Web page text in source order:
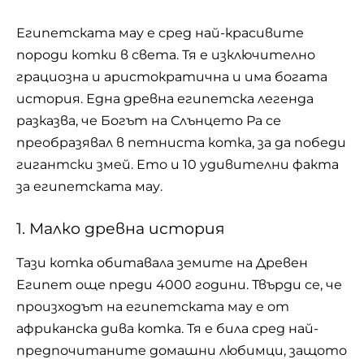
Египетската мау е сред най-красивите
породи котки в света. Тя е изключително
грациозна и аристократична и има богата
история. Една древна египетска легенда
разказва, че Богът на Слънцето Ра се
преобразявал в петниста котка, за да победи
гигантски змей. Ето и 10 удивителни факта
за египетската мау.
1. Малко древна история
Тази котка обитавала земите на Древен
Египет още преди 4000 години. Твърди се, че
произходът на египетската мау е от
африканска дива котка. Тя е била сред най-
предпочитаните домашни любимци, защото